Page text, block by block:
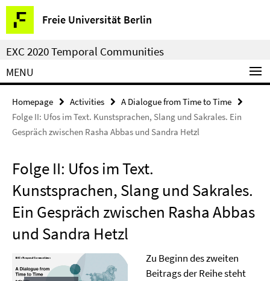
Springe
direkt
zu
Inhalt
Freie Universität Berlin
Service
Navigation
EXC 2020 Temporal Communities
MENU
Homepage Activities
A Dialogue from Time to Time
Folge II: Ufos im Text. Kunstsprachen, Slang und Sakrales. Ein
Gespräch zwischen Rasha Abbas und Sandra Hetzl
Folge II: Ufos im Text.
Kunstsprachen, Slang und Sakrales.
Ein Gespräch zwischen Rasha Abbas
und Sandra Hetzl
Zu Beginn des zweiten
Beitrags der Reihe steht